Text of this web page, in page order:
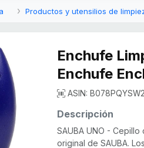
Productos y utensilios de
Enchufe
Enchufe
ASIN:
Descripción
SAUBA UNO -
original de SAUBA.